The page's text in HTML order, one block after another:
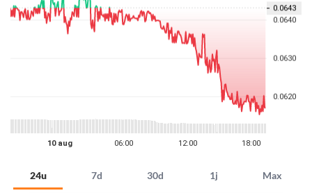
24u 7d 30d 1j Max